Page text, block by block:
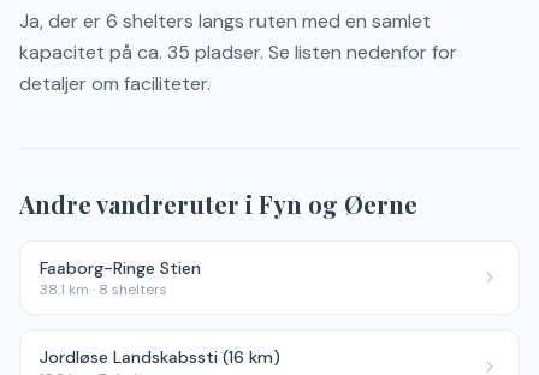
Ja, der er 6 shelters langs ruten med en samlet
kapacitet på ca. 35 pladser. Se listen nedenfor for
detaljer om faciliteter.
Andre vandreruter i Fyn og Øerne
Faaborg-Ringe Stien
38.1 km · 8 shelters
Jordløse Landskabssti (16 km)